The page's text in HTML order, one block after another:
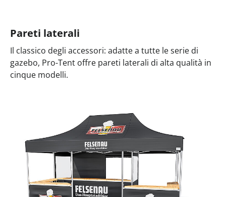
Pareti laterali
Il classico degli accessori: adatte a tutte le serie di
gazebo, Pro-Tent offre pareti laterali di alta qualità in
cinque modelli.